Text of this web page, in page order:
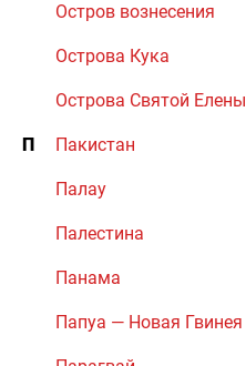
Остров вознесения
Острова Кука
Острова Святой Елены
П Пакистан
Палау
Палестина
Панама
Папуа — Новая Гвинея